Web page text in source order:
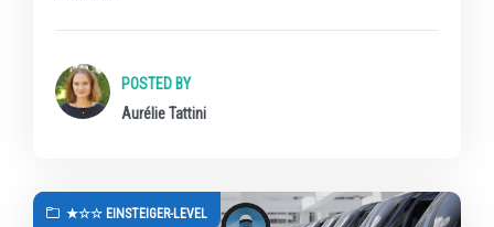
POSTED BY
Aurélie Tattini
★☆☆ EINSTEIGER-LEVEL